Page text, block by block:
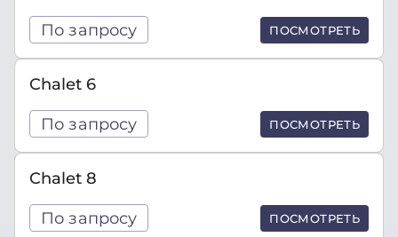
По запросу ПОСМОТРЕТЬ
Chalet 6
По запросу ПОСМОТРЕТЬ
Chalet 8
По запросу ПОСМОТРЕТЬ